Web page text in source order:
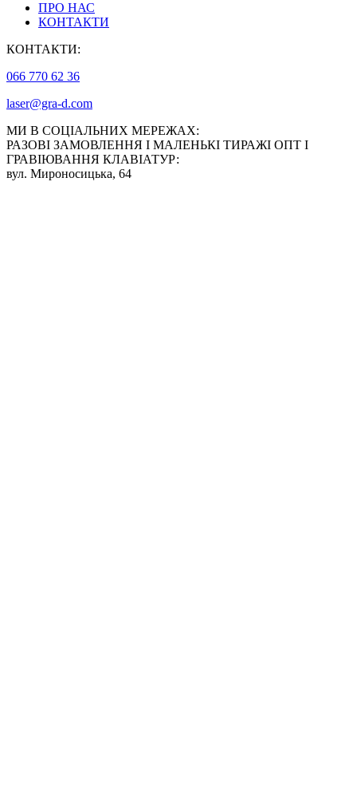
ПРО НАС
КОНТАКТИ
КОНТАКТИ:
066 770 62 36
laser@gra-d.com
МИ В СОЦІАЛЬНИХ МЕРЕЖАХ:
РАЗОВІ ЗАМОВЛЕННЯ І МАЛЕНЬКІ ТИРАЖІ ОПТ І
ГРАВІЮВАННЯ КЛАВІАТУР:
вул. Мироносицька, 64